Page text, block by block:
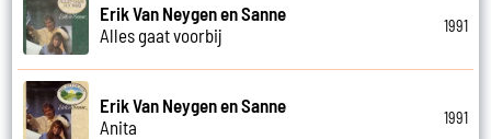
Erik Van Neygen en Sanne
Alles gaat voorbij
1991
Erik Van Neygen en Sanne
Anita
1991